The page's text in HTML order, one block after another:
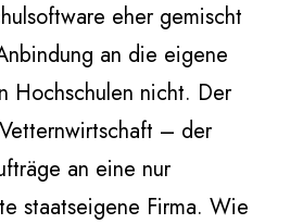
eher gemischt
an die eigene
Hochschulen nicht. Der
– der
an eine nur
staatseigene Firma. Wie